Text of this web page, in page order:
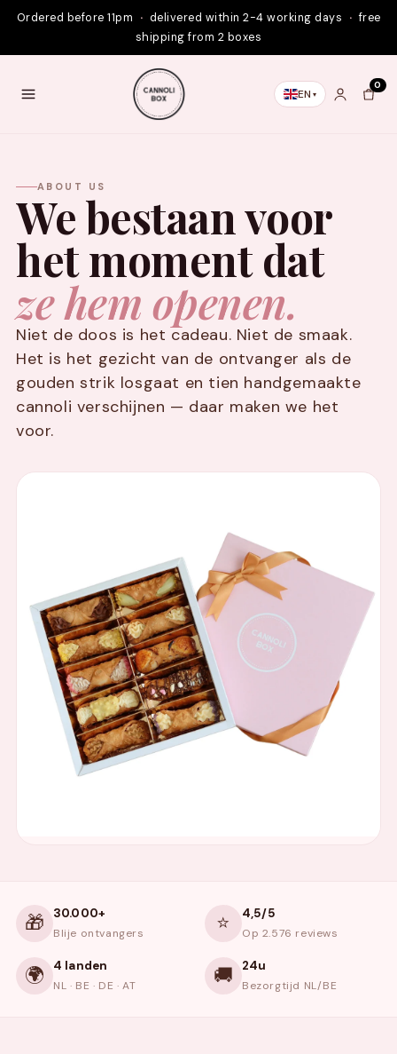
Skip to
Ordered before 11pm · delivered within 2-4 working days · free
shipping from 2 boxes
EN
0
ABOUT US
We bestaan voor
het moment dat
ze hem openen.
Niet de doos is het cadeau. Niet de smaak.
Het is het gezicht van de ontvanger als de
gouden strik losgaat en tien handgemaakte
cannoli verschijnen — daar maken we het
voor.
🎁 30.000+
Blije ontvangers ⭐ 4,5/5
Op 2.576 reviews
🌍 4 landen
NL · BE · DE · AT 🚚 24u
Bezorgtijd NL/BE